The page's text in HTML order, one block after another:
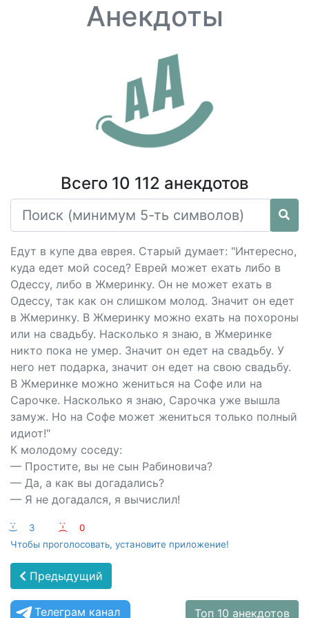
Анекдоты
Всего 10 112 анекдотов
Едут в купе два еврея. Старый думает: "Интересно,
куда едет мой сосед? Еврей может ехать либо в
Одессу, либо в Жмеринку. Он не может ехать в
Одессу, так как он слишком молод. Значит он едет
в Жмеринку. В Жмеринку можно ехать на похороны
или на свадьбу. Насколько я знаю, в Жмеринке
никто пока не умер. Значит он едет на свадьбу. У
него нет подарка, значит он едет на свою свадьбу.
В Жмеринке можно жениться на Софе или на
Сарочке. Насколько я знаю, Сарочка уже вышла
замуж. Но на Софе может жениться только полный
идиот!"
К молодому соседу:
— Простите, вы не сын Рабиновича?
— Да, а как вы догадались?
— Я не догадался, я вычислил!
:-) 3 :-(
0
Чтобы проголосовать, установите приложение!
Предыдущий
Телеграм канал Топ 10 анекдотов